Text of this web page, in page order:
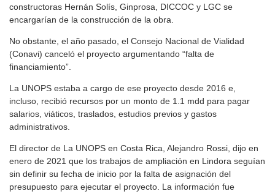
constructoras Hernán Solís, Ginprosa, DICCOC y LGC se
encargarían de la construcción de la obra.
No obstante, el año pasado, el Consejo Nacional de Vialidad
(Conavi) canceló el proyecto argumentando “falta de
financiamiento”.
La UNOPS estaba a cargo de ese proyecto desde 2016 e,
incluso, recibió recursos por un monto de 1.1 mdd para pagar
salarios, viáticos, traslados, estudios previos y gastos
administrativos.
El director de La UNOPS en Costa Rica, Alejandro Rossi, dijo en
enero de 2021 que los trabajos de ampliación en Lindora seguían
sin definir su fecha de inicio por la falta de asignación del
presupuesto para ejecutar el proyecto. La información fue